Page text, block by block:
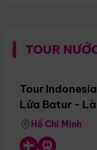
TOUR
Tour
Lửa Batur -
Hồ Chí Minh